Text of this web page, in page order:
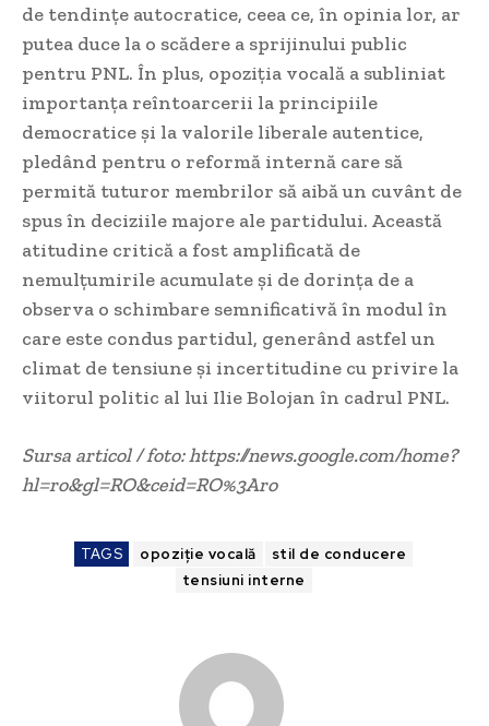
de tendințe autocratice, ceea ce, în opinia lor, ar
putea duce la o scădere a sprijinului public
pentru PNL. În plus, opoziția vocală a subliniat
importanța reîntoarcerii la principiile
democratice și la valorile liberale autentice,
pledând pentru o reformă internă care să
permită tuturor membrilor să aibă un cuvânt de
spus în deciziile majore ale partidului. Această
atitudine critică a fost amplificată de
nemulțumirile acumulate și de dorința de a
observa o schimbare semnificativă în modul în
care este condus partidul, generând astfel un
climat de tensiune și incertitudine cu privire la
viitorul politic al lui Ilie Bolojan în cadrul PNL.
Sursa articol / foto: https://news.google.com/home?
hl=ro&gl=RO&ceid=RO%3Aro
TAGS opoziție vocală
stil de conducere
tensiuni interne